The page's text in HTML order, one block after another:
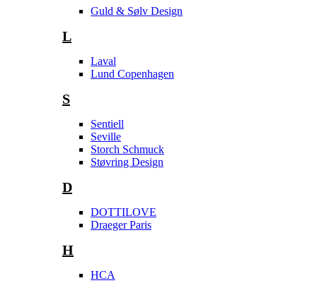
Guld & Sølv Design
L
Laval
Lund Copenhagen
S
Sentiell
Seville
Storch Schmuck
Støvring Design
D
DOTTILOVE
Draeger Paris
H
HCA